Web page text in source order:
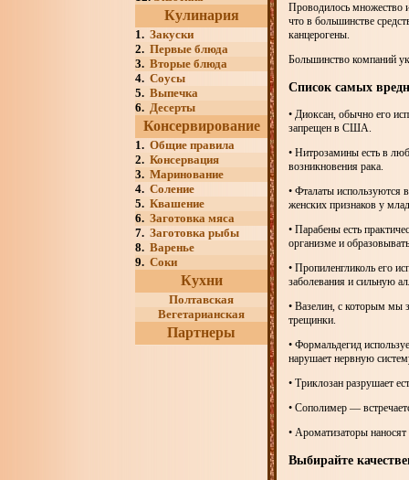
Кулинария
1. Закуски
2. Первые блюда
3. Вторые блюда
4. Соусы
5. Выпечка
6. Десерты
Консервирование
1. Общие правила
2. Консервация
3. Маринование
4. Соление
5. Квашение
6. Заготовка мяса
7. Заготовка рыбы
8. Варенье
9. Соки
Кухни
Полтавская
Вегетарианская
Партнеры
Проводилось множество
что в большинстве
канцерогены.
Большинство компаний
Список самых
• Диоксан, обычно его
запрещен в США.
• Нитрозамины есть в
возникновения рака.
• Фталаты используются
женских признаков у
• Парабены есть
организме и
• Пропиленгликоль его
заболевания и сильную
• Вазелин, с которым мы
трещинки.
• Формальдегид
нарушает нервную
• Триклозан разрушает
• Сополимер —
• Ароматизаторы
Выбирайте